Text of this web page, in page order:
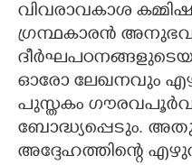
വിവരാവകാശ
ഗ്രന്ഥകാരൻ
ഓരോ ലേഖനവും
പുസ്തകം
ബോദ്ധ്യപ്പെടും.
അദ്ദേഹത്തിന്റെ